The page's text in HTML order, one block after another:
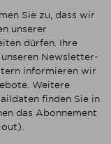
Sie zu, dass wir
unserer
dürfen. Ihre
Newsletter-
informieren wir
Weitere
finden Sie in
das Abonnement